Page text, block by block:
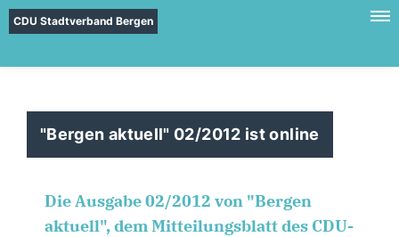
CDU Stadtverband Bergen
"Bergen aktuell" 02/2012 ist online
Die Ausgabe 02/2012 von "Bergen
aktuell", dem Mitteilungsblatt des CDU-